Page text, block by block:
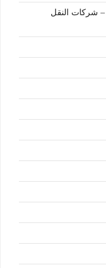
Egypt tourism transportation companies – شركات النقل